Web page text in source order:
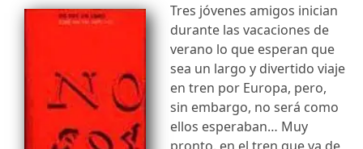
Tres jóvenes amigos inician
durante las vacaciones de
verano lo que esperan que
sea un largo y divertido viaje
en tren por Europa, pero,
sin embargo, no será como
ellos esperaban… Muy